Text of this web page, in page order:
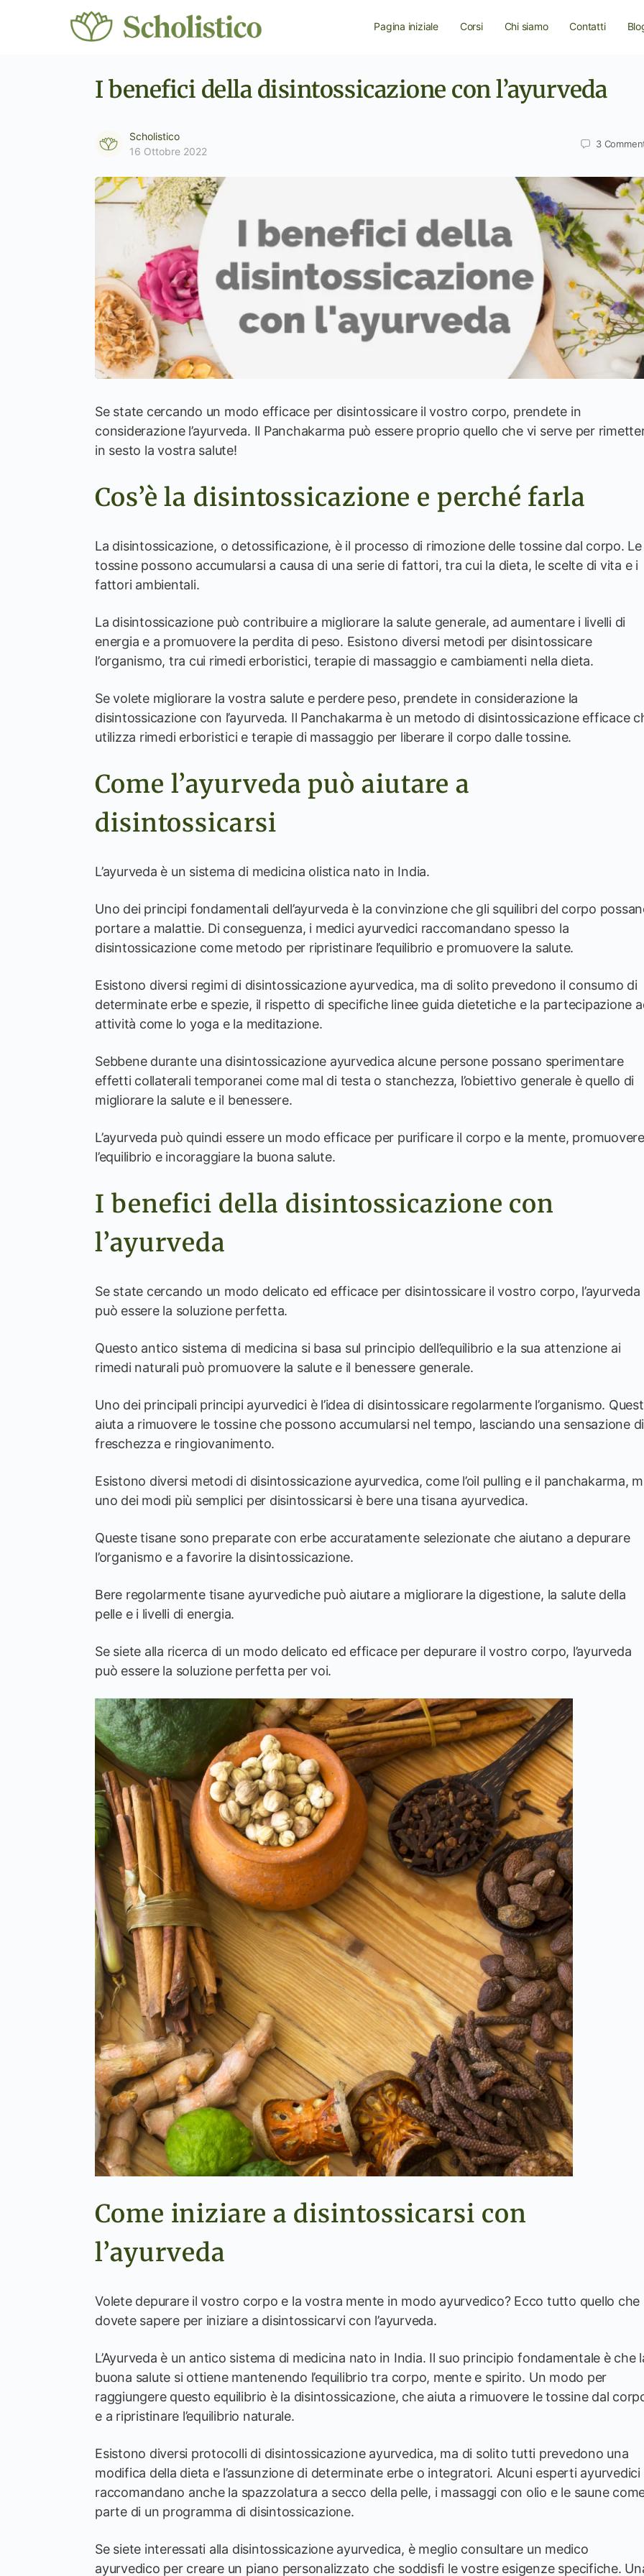
Pagina iniziale Corsi Chi siamo Contatti
I benefici della disintossicazione con l’ayurveda
Scholistico
16 Ottobre 2022
3
Se state cercando un modo efficace per disintossicare il vostro corpo, prendete in
considerazione l’ayurveda. Il Panchakarma può essere proprio quello che vi serve per
in sesto la vostra salute!
Cos’è la disintossicazione e perché farla
La disintossicazione, o detossificazione, è il processo di rimozione delle tossine dal corpo. Le
tossine possono accumularsi a causa di una serie di fattori, tra cui la dieta, le scelte di vita e i
fattori ambientali.
La disintossicazione può contribuire a migliorare la salute generale, ad aumentare i livelli di
energia e a promuovere la perdita di peso. Esistono diversi metodi per disintossicare
l’organismo, tra cui rimedi erboristici, terapie di massaggio e cambiamenti nella dieta.
Se volete migliorare la vostra salute e perdere peso, prendete in considerazione la
disintossicazione con l’ayurveda. Il Panchakarma è un metodo di disintossicazione efficace
utilizza rimedi erboristici e terapie di massaggio per liberare il corpo dalle tossine.
Come l’ayurveda può aiutare a
disintossicarsi
L’ayurveda è un sistema di medicina olistica nato in India.
Uno dei principi fondamentali dell’ayurveda è la convinzione che gli squilibri del corpo
portare a malattie. Di conseguenza, i medici ayurvedici raccomandano spesso la
disintossicazione come metodo per ripristinare l’equilibrio e promuovere la salute.
Esistono diversi regimi di disintossicazione ayurvedica, ma di solito prevedono il consumo di
determinate erbe e spezie, il rispetto di specifiche linee guida dietetiche e la partecipazione
attività come lo yoga e la meditazione.
Sebbene durante una disintossicazione ayurvedica alcune persone possano sperimentare
effetti collaterali temporanei come mal di testa o stanchezza, l’obiettivo generale è quello di
migliorare la salute e il benessere.
L’ayurveda può quindi essere un modo efficace per purificare il corpo e la mente, promuovere
l’equilibrio e incoraggiare la buona salute.
I benefici della disintossicazione con
l’ayurveda
Se state cercando un modo delicato ed efficace per disintossicare il vostro corpo, l’ayurveda
può essere la soluzione perfetta.
Questo antico sistema di medicina si basa sul principio dell’equilibrio e la sua attenzione ai
rimedi naturali può promuovere la salute e il benessere generale.
Uno dei principali principi ayurvedici è l’idea di disintossicare regolarmente l’organismo.
aiuta a rimuovere le tossine che possono accumularsi nel tempo, lasciando una sensazione di
freschezza e ringiovanimento.
Esistono diversi metodi di disintossicazione ayurvedica, come l’oil pulling e il panchakarma,
uno dei modi più semplici per disintossicarsi è bere una tisana ayurvedica.
Queste tisane sono preparate con erbe accuratamente selezionate che aiutano a depurare
l’organismo e a favorire la disintossicazione.
Bere regolarmente tisane ayurvediche può aiutare a migliorare la digestione, la salute della
pelle e i livelli di energia.
Se siete alla ricerca di un modo delicato ed efficace per depurare il vostro corpo, l’ayurveda
può essere la soluzione perfetta per voi.
Come iniziare a disintossicarsi con
l’ayurveda
Volete depurare il vostro corpo e la vostra mente in modo ayurvedico? Ecco tutto quello che
dovete sapere per iniziare a disintossicarvi con l’ayurveda.
L’Ayurveda è un antico sistema di medicina nato in India. Il suo principio fondamentale è che
buona salute si ottiene mantenendo l’equilibrio tra corpo, mente e spirito. Un modo per
raggiungere questo equilibrio è la disintossicazione, che aiuta a rimuovere le tossine dal
e a ripristinare l’equilibrio naturale.
Esistono diversi protocolli di disintossicazione ayurvedica, ma di solito tutti prevedono una
modifica della dieta e l’assunzione di determinate erbe o integratori. Alcuni esperti ayurvedici
raccomandano anche la spazzolatura a secco della pelle, i massaggi con olio e le saune
parte di un programma di disintossicazione.
Se siete interessati alla disintossicazione ayurvedica, è meglio consultare un medico
ayurvedico per creare un piano personalizzato che soddisfi le vostre esigenze specifiche.